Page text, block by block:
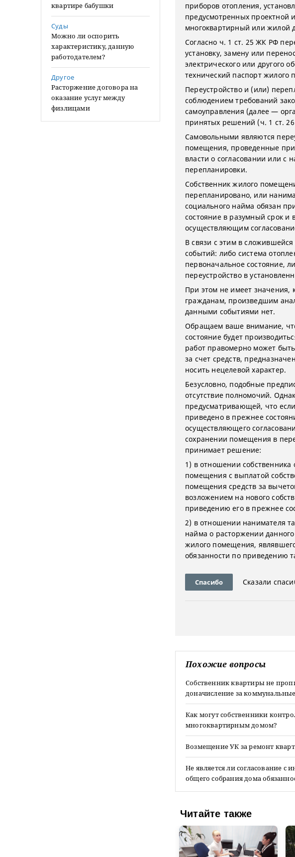
квартире бабушки
Суды
Можно ли оспорить
характеристику, данную
работодателем?
Другое
Расторжение договора на
оказание услуг между
физлицами
приборов отопления,
предусмотренных проектной
многоквартирный или жилой
Согласно ч. 1 ст. 25 ЖК РФ
установку, замену или
электрического или другого
технический паспорт жилого
Переустройство и (или)
соблюдением требований
самоуправления (далее —
принятых решений (ч. 1 ст.
Самовольными являются
помещения, проведенные при
власти о согласовании или с
перепланировки.
Собственник жилого
перепланировано, или
социального найма обязан
состояние в разумный срок и
осуществляющим
В связи с этим в
событий: либо система
первоначальное состояние,
переустройство в
При этом не имеет значения,
гражданам, произведшим
данными событиями нет.
Обращаем ваше внимание,
состояние будет
работ правомерно может
за счет средств,
носить нецелевой характер.
Безусловно, подобные
отсутствие полномочий.
предусматривающей, что
приведено в прежнее
осуществляющего
сохранении помещения в
принимает решение:
1) в отношении собственника
помещения с выплатой
помещения средств за
возложением на нового
приведению его в прежнее
2) в отношении нанимателя
найма о расторжении
жилого помещения,
обязанности по приведению
Спасибо Сказали
Похожие вопросы
Собственник квартиры не
доначисление за
Как могут собственники
многоквартирным домом?
Возмещение УК за ремонт
Не является ли согласование
общего собрания дома
Читайте также